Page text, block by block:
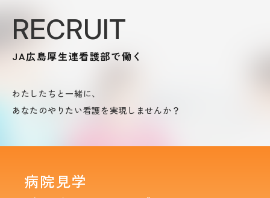
RECRUIT
JA広島厚生連看護部で働く
わたしたちと一緒に、
あなたのやりたい看護を実現しませんか？
病院見学